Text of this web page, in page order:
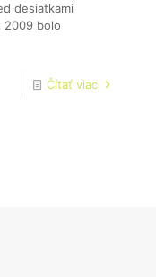
desiatkami
2009 bolo
Čítať viac